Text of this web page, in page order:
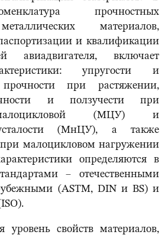
прочностных
материалов,
и квалификации
авиадвигателя, включает
упругости и
прочности при растяжении,
и ползучести при
(МЦУ) и
(МнЦУ), а также
при малоцикловом нагружении
определяются в
– отечественными
(ASTM, DIN и BS) и
уровень свойств материалов,